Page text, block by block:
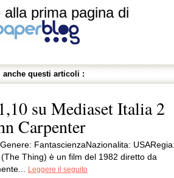
alla prima pagina di
anche questi articoli :
su Mediaset Italia 2
Carpenter
FantascienzaNazionalita:
Thing) è un film del 1982 diretto da
Leggere il seguito